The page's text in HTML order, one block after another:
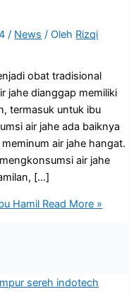
/ News / Oleh Rizqi
obat tradisional
jahe dianggap memiliki
termasuk untuk ibu
air jahe ada baiknya
air jahe hangat.
air jahe
[…]
Hamil Read More »